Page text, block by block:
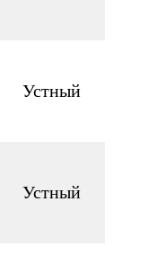
Устный
Устный